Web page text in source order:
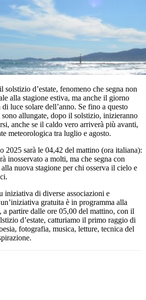
d’estate, fenomeno che segna non
alla stagione estiva, ma anche il giorno
luce solare dell’anno. Se fino a questo
allungate, dopo il solstizio, inizieranno
anche se il caldo vero arriverà più avanti,
meteorologica tra luglio e agosto.
2025 sarà le 04,42 del mattino (ora italiana):
inosservato a molti, ma che segna con
nuova stagione per chi osserva il cielo e
iniziativa di diverse associazioni e
gratuita è in programma alla
a partire dalle ore 05,00 del mattino, con il
d’estate, catturiamo il primo raggio di
fotografia, musica, letture, tecnica del